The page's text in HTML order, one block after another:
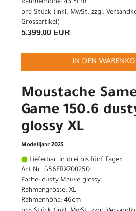
Rahmenhöhe: 43.5cm
pro Stück (inkl. MwSt. zzgl.
Grossartikel)
5.399,00 EUR
IN DEN
Moustache
Game 150.6
glossy XL
Modelljahr 2025
Lieferbar, in drei bis fünf Tagen
Art.Nr. G56FRX700250
Farbe: dusty Mauve glossy
Rahmengrösse: XL
Rahmenhöhe: 46cm